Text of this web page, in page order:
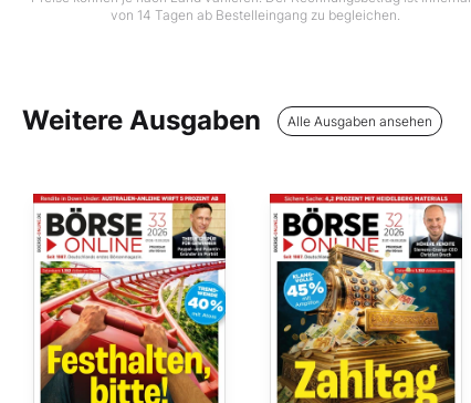
von 14 Tagen ab Bestelleingang zu begleichen.
Weitere Ausgaben Alle Ausgaben ansehen